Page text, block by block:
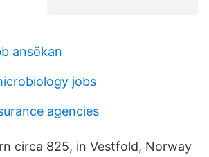
ansökan
jobs
agencies
circa 825, in Vestfold, Norway